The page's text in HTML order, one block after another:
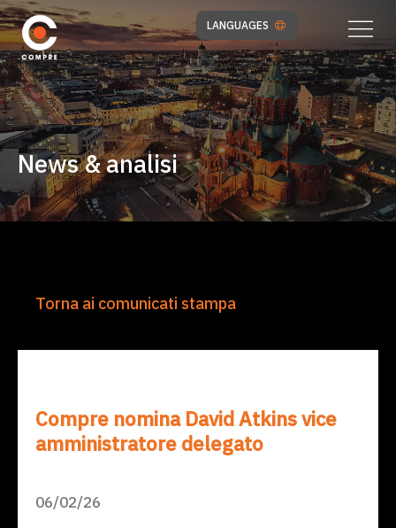
LANGUAGES
News & analisi
Torna ai comunicati stampa
Compre nomina David Atkins vice
amministratore delegato
06/02/26